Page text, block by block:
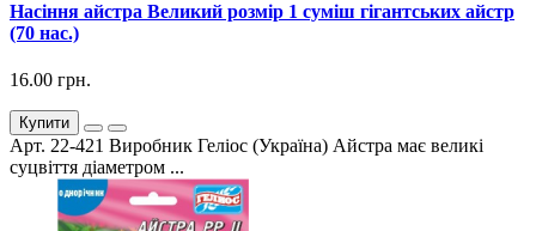
Насіння айстра Великий розмір 1 суміш гігантських айстр
(70 нас.)
16.00 грн.
Купити
Арт. 22-421 Виробник Геліос (Україна) Айстра має великі
суцвіття діаметром ...